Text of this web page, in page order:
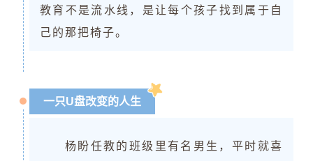
教育不是流水线，是让每个孩子找到属于自
己的那把椅子。
一只U盘改变的人生
杨盼任教的班级里有名男生，平时就喜